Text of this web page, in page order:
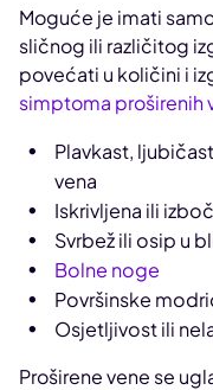
Moguće je imati
sličnog ili različitog
povećati u količini i
simptoma proširenih
Plavkast,
vena
Iskrivljena ili
Svrbež ili osip u
Bolne noge
Površinske
Osjetljivost ili
Proširene vene se